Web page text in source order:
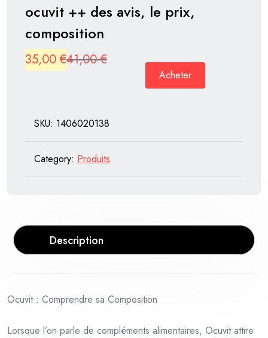
ocuvit ++ des avis, le prix,
composition
41,00€Original
41,00 €.
35,00 €
Current
35,00 €.
Acheter
SKU: 1406020138
Category: Produits
Description
Ocuvit : Comprendre sa Composition
Lorsque l’on parle de compléments alimentaires, Ocuvit attire